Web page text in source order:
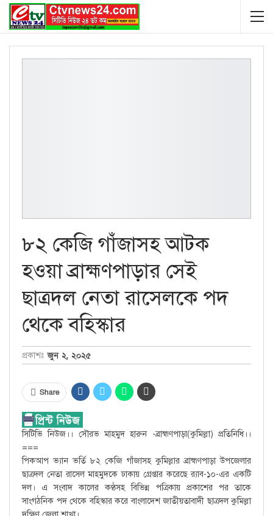
৮২ কেজি গাঁজাসহ আটক
হওয়া ব্রাহ্মণপাড়ার সেই
ছাত্রদল নেতা রাসেলকে পদ
থেকে বহিস্কার
প্রকাশঃ জুন ২, ২০২৫
Share
সিটিভি নিউজ।। সৌরভ মাহমুদ হারুন -ব্রাহ্মণপাড়া(কুমিল্লা) প্রতিনিধি।।
===
পিকআপ ভ্যান ভর্তি ৮২ কেজি গাঁজাসহ কুমিল্লার ব্রাহ্মণপাড়া উপজেলার
ছাত্রদল নেতা রাসেল মাহমুদকে ঢাকায় গ্রেপ্তার করেছে র‌্যাব-১০-এর একটি
দল। এ সংবাদ কালের কণ্ঠসহ বিভিন্ন পত্রিকায় প্রকাশের পর তাকে
সাংগঠনিক পদ থেকে বহিস্কার করে বাংলাদেশ জাতীয়তাবাদী ছাত্রদল কুমিল্লা